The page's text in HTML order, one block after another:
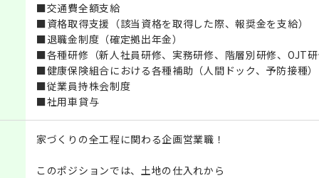
■交通費全額支給
■資格取得支援（該当資格を取得した際、報奨金を支給）
■退職金制度（確定拠出年金）
■各種研修（新人社員研修、実務研修、階層別研修、OJT研
■健康保険組合における各種補助（人間ドック、予防接種）
■従業員持株会制度
■社用車貸与
家づくりの全工程に関わる企画営業職！
このポジションでは、土地の仕入れから